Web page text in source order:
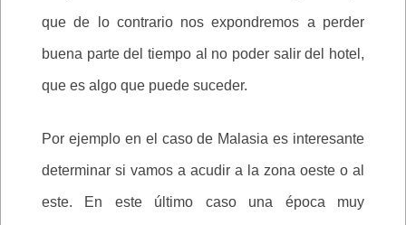
que de lo contrario nos expondremos a perder
buena parte del tiempo al no poder salir del hotel,
que es algo que puede suceder.
Por ejemplo en el caso de Malasia es interesante
determinar si vamos a acudir a la zona oeste o al
este. En este último caso una época muy